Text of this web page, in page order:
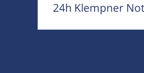
24h Klempner